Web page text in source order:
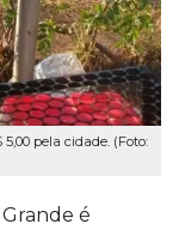
pela cidade. (Foto:
é